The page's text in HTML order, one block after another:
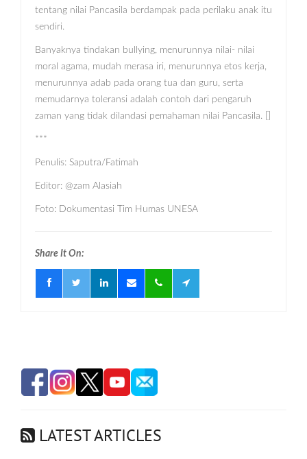
tentang nilai Pancasila berdampak pada perilaku anak itu
sendiri.
Banyaknya tindakan bullying, menurunnya nilai- nilai
moral agama, mudah merasa iri, menurunnya etos kerja,
menurunnya adab pada orang tua dan guru, serta
memudarnya toleransi adalah contoh dari pengaruh
zaman yang tidak dilandasi pemahaman nilai Pancasila. []
***
Penulis: Saputra/Fatimah
Editor: @zam Alasiah
Foto: Dokumentasi Tim Humas UNESA
Share It On:
LATEST ARTICLES